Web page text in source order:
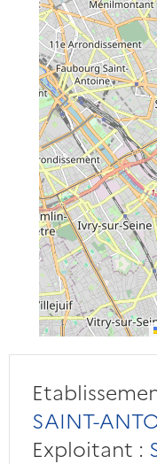
SAINT-
Exploitant :